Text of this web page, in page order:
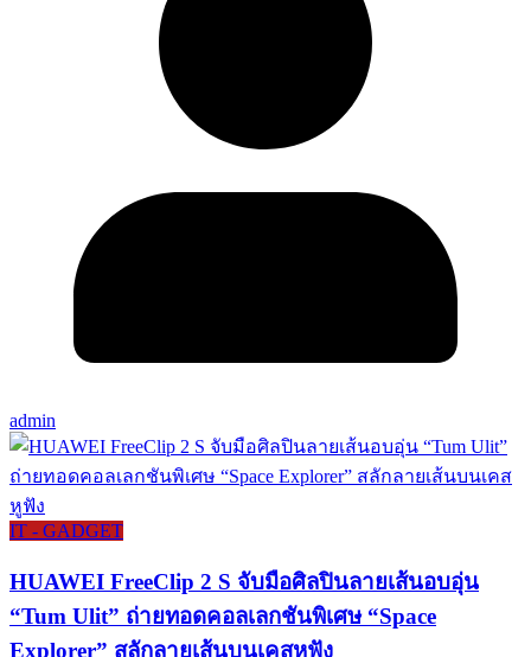
admin
IT - GADGET
HUAWEI FreeClip 2 S จับมือศิลปินลายเส้นอบอุ่น
“Tum Ulit” ถ่ายทอดคอลเลกชันพิเศษ “Space
Explorer” สลักลายเส้นบนเคสหูฟัง